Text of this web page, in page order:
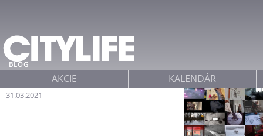
31.03.2021
BLOG
AKCIE KALENDÁR